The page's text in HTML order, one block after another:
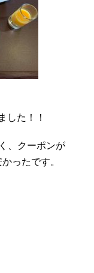
した！！
、クーポンが
ったです。